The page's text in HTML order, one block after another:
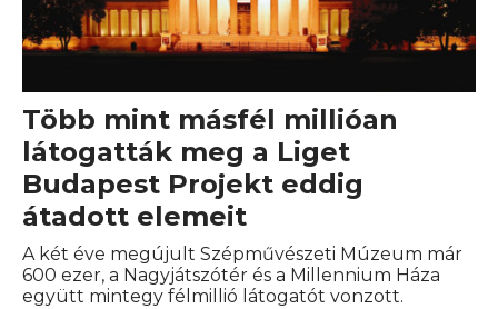
Több mint másfél millióan
látogatták meg a Liget
Budapest Projekt eddig
átadott elemeit
A két éve megújult Szépművészeti Múzeum már
600 ezer, a Nagyjátszótér és a Millennium Háza
együtt mintegy félmillió látogatót vonzott.